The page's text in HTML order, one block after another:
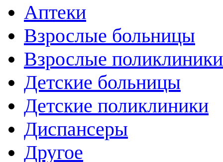
Аптеки
Взрослые больницы
Взрослые поликлиники
Детские больницы
Детские поликлиники
Диспансеры
Другое